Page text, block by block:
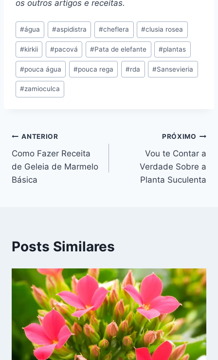
os outros artigos e receitas.
Tags
do
Post:
#água #aspidistra #cheflera #clusia rosea
#kirkii #pacová #Pata de elefante #plantas
#pouca água #pouca rega #rda #Sansevieria
#zamioculca
Navegação
de
Post
ANTERIOR
Como Fazer Receita
de Geleia de Marmelo
Básica
PRÓXIMO
Vou te Contar a
Verdade Sobre a
Planta Suculenta
Posts Similares